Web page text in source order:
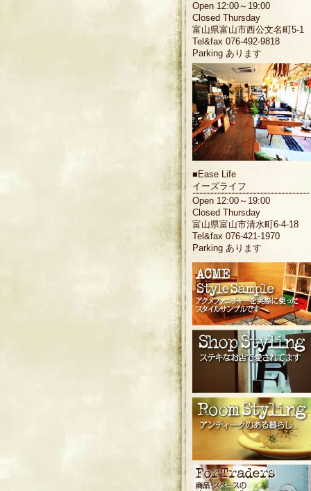
Open 12:00～19:00
Closed Thursday
富山県富山市西公文名町5-1
Tel&fax 076-492-9818
Parking あります
■ Ease Life
イーズライフ
Open 12:00～19:00
Closed Thursday
富山県富山市清水町6-4-18
Tel&fax 076-421-1970
Parking あります